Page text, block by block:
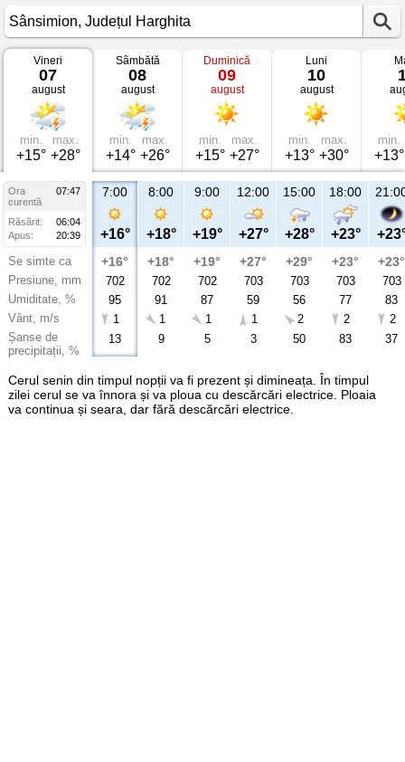
Vremea
Sânsimion
Județul
Harghita
Vineri
07
august
min.
+15°
max.
+28°
Sâmbătă
08
august
min.
+14°
max.
+26°
Duminică
09
august
min.
+15°
max.
+27°
Luni
10
august
min.
+13°
max.
+30°
min.
+13°
Ora
07:47
curentă
Răsărit:
06:04
Apus:
20:39
Se simte ca
Presiune, mm
Umiditate, %
Vânt, m/s
Șanse de
precipitații, %
7:00
+16°
+16°
702
95
1
13
8:00
+18°
+18°
702
91
1
9
9:00
+19°
+19°
702
87
1
5
12:00
+27°
+27°
703
59
1
3
15:00
+28°
+29°
703
56
2
50
18:00
+23°
+23°
703
77
2
83
+23°
703
83
2
37
Cerul senin din timpul nopții va fi prezent și dimineața. În timpul
zilei cerul se va înnora și va ploua cu descărcări electrice. Ploaia
va continua și seara, dar fără descărcări electrice.